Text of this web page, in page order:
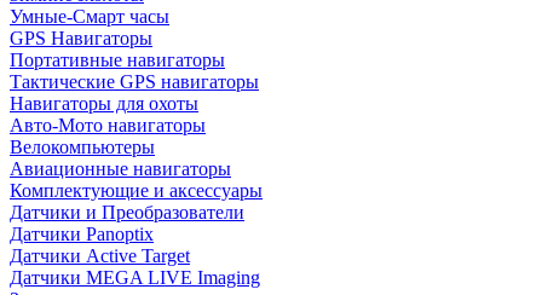
Умные-Смарт часы
GPS Навигаторы
Портативные навигаторы
Тактические GPS навигаторы
Навигаторы для охоты
Авто-Мото навигаторы
Велокомпьютеры
Авиационные навигаторы
Комплектующие и аксессуары
Датчики и Преобразователи
Датчики Panoptix
Датчики Active Target
Датчики MEGA LIVE Imaging